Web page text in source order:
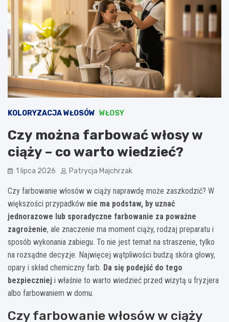
KOLORYZACJA WŁOSÓW WŁOSY
Czy można farbować włosy w
ciąży – co warto wiedzieć?
1 lipca 2026 Patrycja Majchrzak
Czy farbowanie włosów w ciąży naprawdę może zaszkodzić? W
większości przypadków nie ma podstaw, by uznać
jednorazowe lub sporadyczne farbowanie za poważne
zagrożenie, ale znaczenie ma moment ciąży, rodzaj preparatu i
sposób wykonania zabiegu. To nie jest temat na straszenie, tylko
na rozsądne decyzje. Najwięcej wątpliwości budzą skóra głowy,
opary i skład chemiczny farb. Da się podejść do tego
bezpieczniej i właśnie to warto wiedzieć przed wizytą u fryzjera
albo farbowaniem w domu.
Czy farbowanie włosów w ciąży